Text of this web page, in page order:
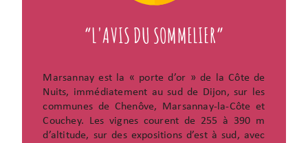
“L'AVIS DU SOMMELIER”
Marsannay est la « porte d’or » de la Côte de
Nuits, immédiatement au sud de Dijon, sur les
communes de Chenôve, Marsannay-la-Côte et
Couchey. Les vignes courent de 255 à 390 m
d’altitude, sur des expositions d’est à sud, avec